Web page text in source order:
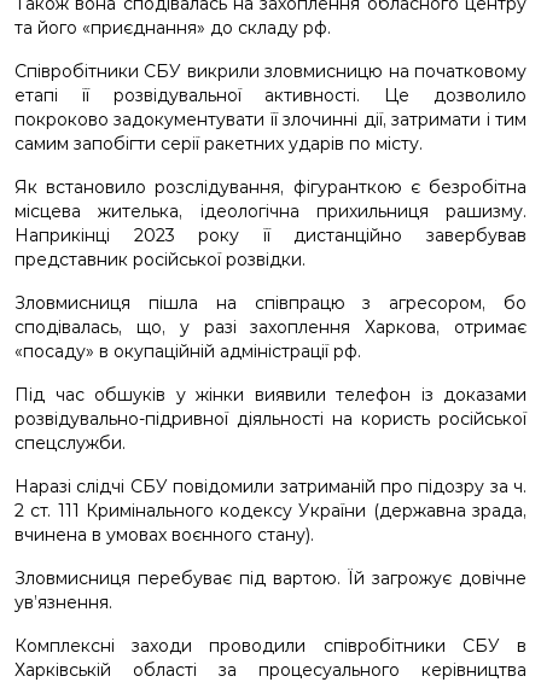
та його «приєднання» до складу рф.
Співробітники СБУ викрили зловмисницю на початковому
етапі її розвідувальної активності. Це дозволило
покроково задокументувати її злочинні дії, затримати і тим
самим запобігти серії ракетних ударів по місту.
Як встановило розслідування, фігуранткою є безробітна
місцева жителька, ідеологічна прихильниця рашизму.
Наприкінці 2023 року її дистанційно завербував
представник російської розвідки.
Зловмисниця пішла на співпрацю з агресором, бо
сподівалась, що, у разі захоплення Харкова, отримає
«посаду» в окупаційній адміністрації рф.
Під час обшуків у жінки виявили телефон із доказами
розвідувально-підривної діяльності на користь російської
спецслужби.
Наразі слідчі СБУ повідомили затриманій про підозру за ч.
2 ст. 111 Кримінального кодексу України (державна зрада,
вчинена в умовах воєнного стану).
Зловмисниця перебуває під вартою. Їй загрожує довічне
ув’язнення.
Комплексні заходи проводили співробітники СБУ в
Харківській області за процесуального керівництва